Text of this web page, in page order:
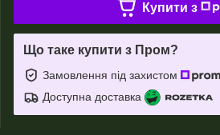
Купити з
Що таке купити з Пром?
Замовлення під захистом
Доступна доставка